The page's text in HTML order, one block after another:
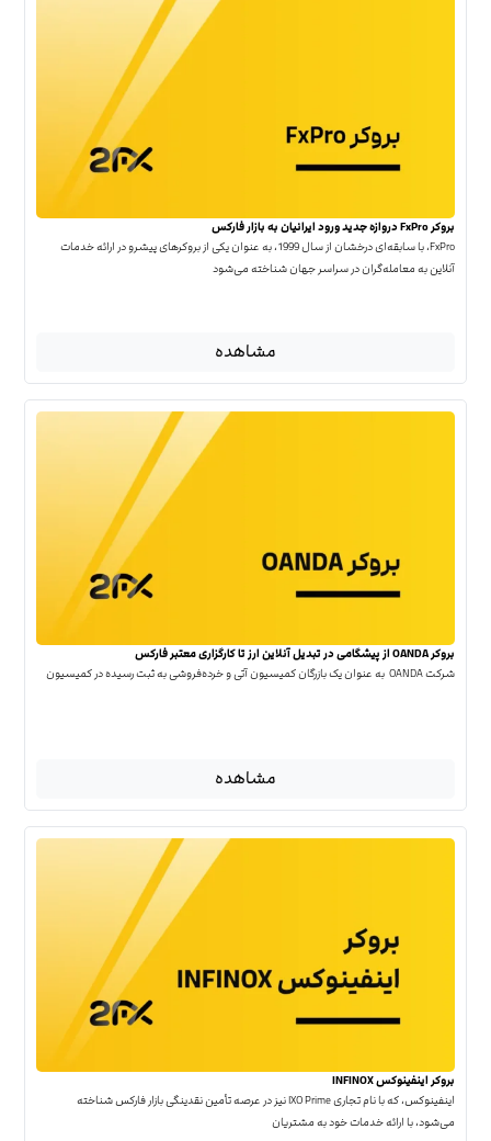
بروکر FxPro دروازه جدید ورود ایرانیان به بازار فارکس
FxPro، با سابقه‌ای درخشان از سال 1999، به عنوان یکی از بروکرهای پیشرو در ارائه خدمات
آنلاین به معامله‌گران در سراسر جهان شناخته می‌شود
مشاهده
بروکر OANDA از پیشگامی در تبدیل آنلاین ارز تا کارگزاری معتبر فارکس
شرکت OANDA به عنوان یک بازرگان کمیسیون آتی و خرده‌فروشی به ثبت رسیده در کمیسیون
مشاهده
بروکر اینفینوکس INFINOX
اینفینوکس، که با نام تجاری IXO Prime نیز در عرصه تأمین نقدینگی بازار فارکس شناخته
می‌شود، با ارائه خدمات خود به مشتریان